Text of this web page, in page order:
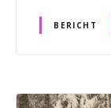
BERICHT